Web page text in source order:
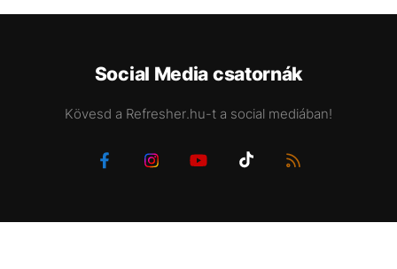
Social Media csatornák
Kövesd a Refresher.hu-t a social mediában!